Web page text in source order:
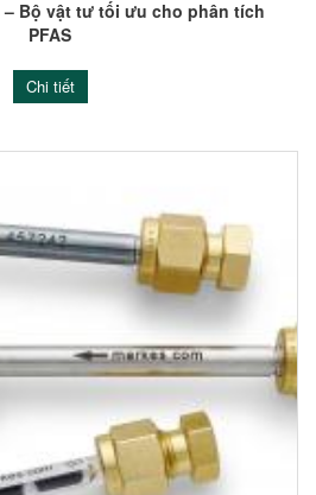
Bộ vật tư tối ưu cho phân tích
PFAS
Chi tiết